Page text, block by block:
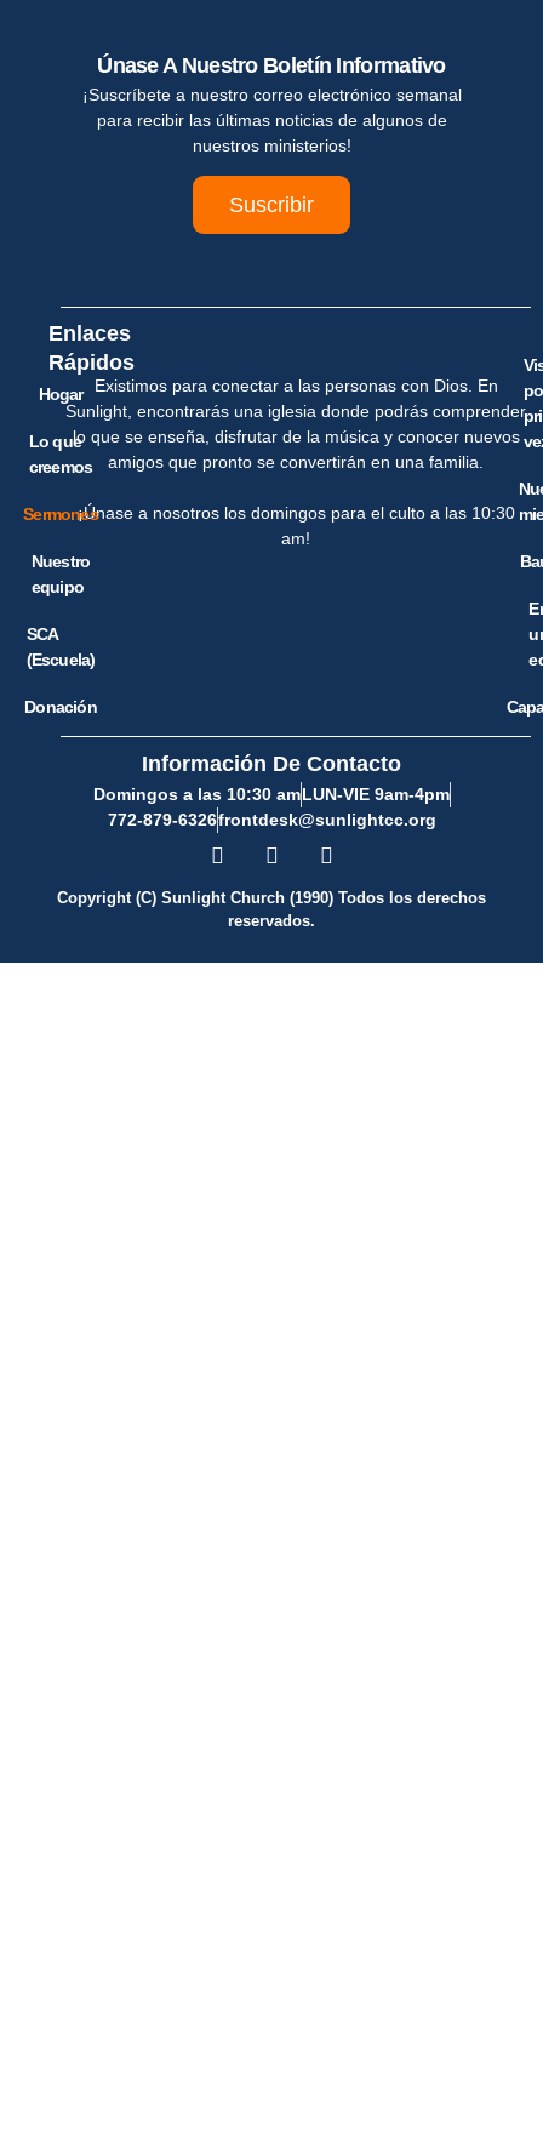
Únase A Nuestro Boletín Informativo
¡Suscríbete a nuestro correo electrónico semanal
para recibir las últimas noticias de algunos de
nuestros ministerios!
Suscribir
Enlaces
Rápidos
Hogar
Lo que
creemos
Sermones
Nuestro
equipo
SCA
(Escuela)
Donación
Existimos para conectar a las personas con Dios. En
Sunlight, encontrarás una iglesia donde podrás comprender
lo que se enseña, disfrutar de la música y conocer nuevos
amigos que pronto se convertirán en una familia.
¡Únase a nosotros los domingos para el culto a las 10:30
am!
Información De Contacto
Domingos a las 10:30 amLUN-VIE 9am-4pm
772-879-6326frontdesk@sunlightcc.org
Copyright (C) Sunlight Church (1990) Todos los derechos
reservados.